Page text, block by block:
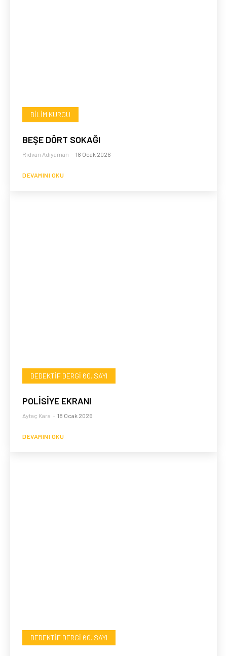
BILIM KURGU
BEŞE DÖRT SOKAĞI
Rıdvan Adıyaman - 18 Ocak 2026
DEVAMINI OKU
DEDEKTIF DERGI 60. SAYI
POLİSİYE EKRANI
Aytaç Kara - 18 Ocak 2026
DEVAMINI OKU
DEDEKTIF DERGI 60. SAYI